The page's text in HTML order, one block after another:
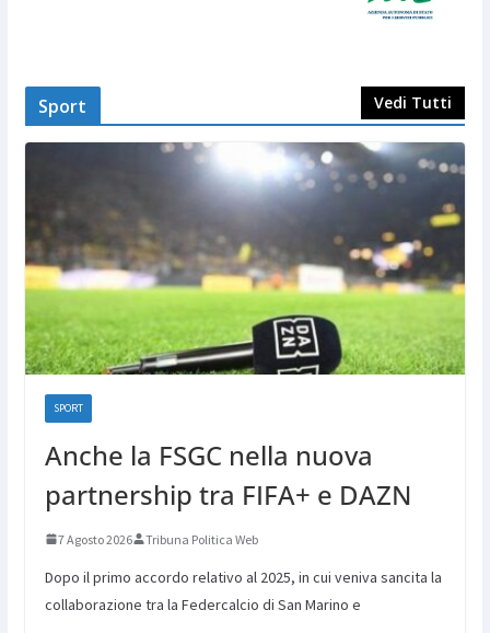
Sport Vedi Tutti
SPORT
Anche la FSGC nella nuova
partnership tra FIFA+ e DAZN
7 Agosto 2026 Tribuna Politica Web
Dopo il primo accordo relativo al 2025, in cui veniva sancita la
collaborazione tra la Federcalcio di San Marino e